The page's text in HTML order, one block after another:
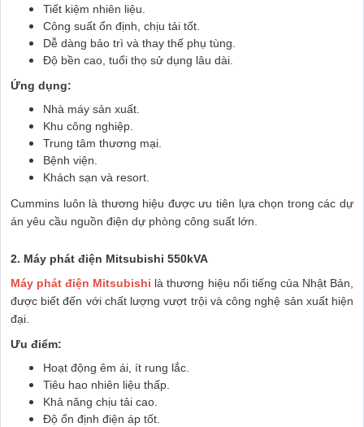
Tiết kiệm nhiên liệu.
Công suất ổn định, chịu tải tốt.
Dễ dàng bảo trì và thay thế phụ tùng.
Độ bền cao, tuổi thọ sử dụng lâu dài.
Ứng dụng:
Nhà máy sản xuất.
Khu công nghiệp.
Trung tâm thương mại.
Bệnh viện.
Khách sạn và resort.
Cummins luôn là thương hiệu được ưu tiên lựa chọn trong các dự
án yêu cầu nguồn điện dự phòng công suất lớn.
2. Máy phát điện Mitsubishi 550kVA
Máy phát điện Mitsubishi là thương hiệu nổi tiếng của Nhật Bản,
được biết đến với chất lượng vượt trội và công nghệ sản xuất hiện
đại.
Ưu điểm:
Hoạt động êm ái, ít rung lắc.
Tiêu hao nhiên liệu thấp.
Khả năng chịu tải cao.
Độ ổn định điện áp tốt.